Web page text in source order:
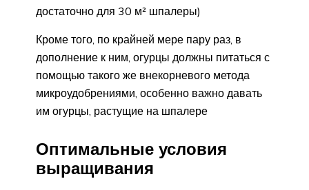
достаточно для 30 м² шпалеры)
Кроме того, по крайней мере пару раз, в
дополнение к ним, огурцы должны питаться с
помощью такого же внекорневого метода
микроудобрениями, особенно важно давать
им огурцы, растущие на шпалере
Оптимальные условия
выращивания